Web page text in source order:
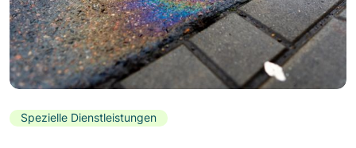
Spezielle Dienstleistungen